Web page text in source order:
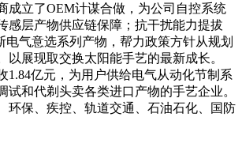
成立了OEM计谋合做，为公司自控系统
感层产物供应链保障；抗干扰能力提拔
电气意选系列产物，帮力政策方针从规划
以展现取交换太阳能手艺的最新成长。
1.84亿元，为用户供给电气从动化节制系
试和代剃头卖各类进口产物的手艺企业。
环保、疾控、轨道交通、石油石化、国防